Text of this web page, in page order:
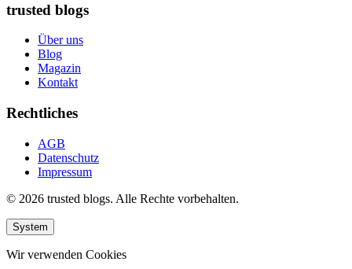
trusted blogs
Über uns
Blog
Magazin
Kontakt
Rechtliches
AGB
Datenschutz
Impressum
© 2026 trusted blogs. Alle Rechte vorbehalten.
System
Wir verwenden Cookies